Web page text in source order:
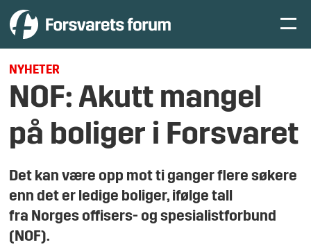
NYHETER
NOF: Akutt mangel
på boliger i Forsvaret
Det kan være opp mot ti ganger flere søkere
enn det er ledige boliger, ifølge tall
fra Norges offisers- og spesialistforbund
(NOF).